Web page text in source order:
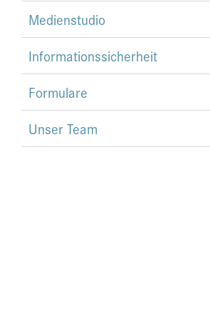
Medienstudio
Informationssicherheit
Formulare
Unser Team